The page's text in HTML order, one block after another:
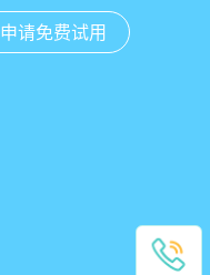
申请免费试用